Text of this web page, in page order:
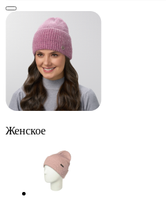
Женское